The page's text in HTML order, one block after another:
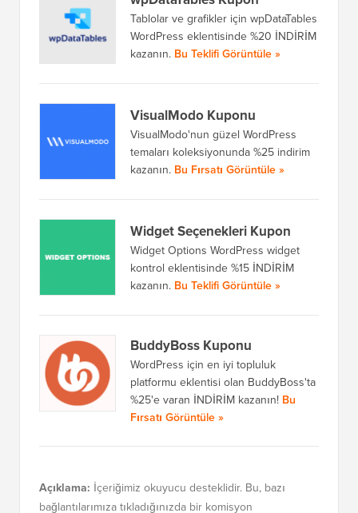
Tablolar ve grafikler için wpDataTables
WordPress eklentisinde %20 İNDİRİM
kazanın. Bu Teklifi Görüntüle »
VisualModo Kuponu
VisualModo'nun güzel WordPress
temaları koleksiyonunda %25 indirim
kazanın. Bu Fırsatı Görüntüle »
Widget Seçenekleri Kupon
Widget Options WordPress widget
kontrol eklentisinde %15 İNDİRİM
kazanın. Bu Teklifi Görüntüle »
BuddyBoss Kuponu
WordPress için en iyi topluluk
platformu eklentisi olan BuddyBoss'ta
%25'e varan İNDİRİM kazanın! Bu
Fırsatı Görüntüle »
Açıklama: İçeriğimiz okuyucu desteklidir. Bu, bazı
bağlantılarımıza tıkladığınızda bir komisyon